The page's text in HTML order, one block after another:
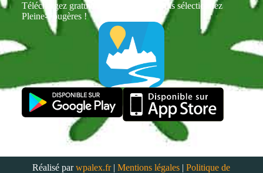
Téléchargez gratuitement Intramuros puis sélectionnez
Pleine-Fougères !
Réalisé parwpalex.fr|Mentions légales |Politique de